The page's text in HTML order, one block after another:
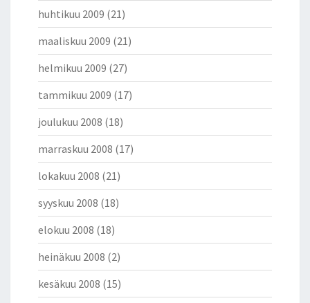
huhtikuu 2009 (21)
maaliskuu 2009 (21)
helmikuu 2009 (27)
tammikuu 2009 (17)
joulukuu 2008 (18)
marraskuu 2008 (17)
lokakuu 2008 (21)
syyskuu 2008 (18)
elokuu 2008 (18)
heinäkuu 2008 (2)
kesäkuu 2008 (15)